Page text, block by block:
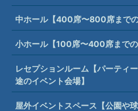
中ホール【400席〜800席までの
小ホール【100席〜400席までの
レセプションルーム【パーティ
途のイベント会場】
屋外イベントスペース【公園や